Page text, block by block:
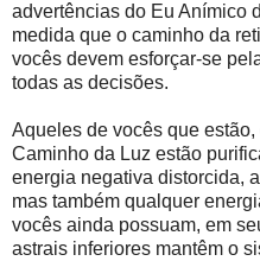
advertências do Eu Anímico
medida que o caminho da
vocês devem esforçar-se
todas as decisões.
Aqueles de vocês que
Caminho da Luz estão
energia negativa distorcida,
mas também qualquer
vocês ainda possuam, em
astrais inferiores mantêm o